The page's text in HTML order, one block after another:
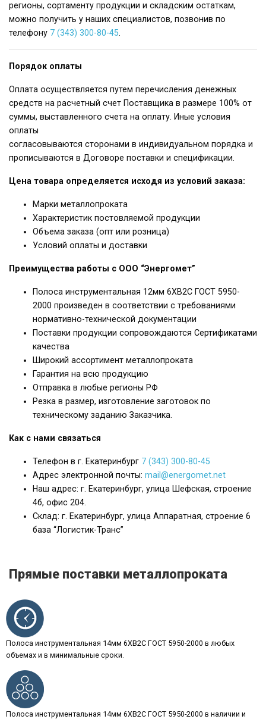
регионы, сортаменту продукции и складским остаткам,
можно получить у наших специалистов, позвонив по
телефону 7 (343) 300-80-45
Порядок оплаты
Оплата осуществляется путем перечисления денежных
средств на расчетный счет Поставщика в размере 100% от
суммы, выставленного счета на оплату. Иные условия
оплаты
согласовываются сторонами в индивидуальном порядка и
прописываются в Договоре поставки и спецификации.
Цена товара определяется исходя из условий заказа:
Марки металлопроката
Характеристик постовляемой продукции
Объема заказа (опт или розница)
Условий оплаты и доставки
Преимущества работы с ООО “Энергомет”
Полоса инструментальная 12мм 6ХВ2С ГОСТ 5950-
2000 произведен в соответствии с требованиями
нормативно-технической документации
Поставки продукции сопровождаются Сертификатами
качества
Широкий ассортимент металлопроката
Гарантия на всю продукцию
Отправка в любые регионы РФ
Резка в размер, изготовление заготовок по
техническому заданию Заказчика.
Как с нами связаться
Телефон в г. Екатеринбург 7 (343) 300-80-45
Адрес электронной почты: mail@energomet.net
Наш адрес: г. Екатеринбург, улица Шефская, строение
4б, офис 204.
Склад: г. Екатеринбург, улица Аппаратная, строение 6
база “Логистик-Транс”
Прямые поставки металлопроката
Полоса инструментальная 14мм 6ХВ2С ГОСТ 5950-2000 в любых
объемах и в минимальные сроки.
Полоса инструментальная 14мм 6ХВ2С ГОСТ 5950-2000 в наличии и